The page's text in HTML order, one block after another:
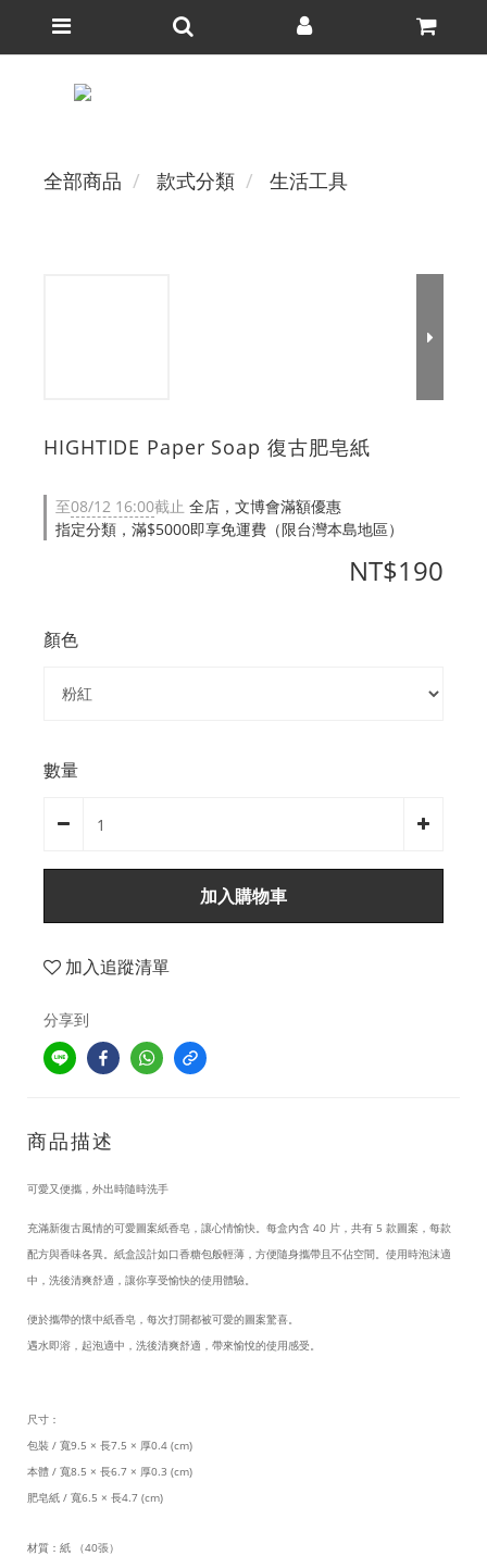
全部商品 款式分類 生活工具
HIGHTIDE Paper Soap 復古肥皂紙
至08/12 16:00截止 全店，文博會滿額優惠
指定分類，滿$5000即享免運費（限台灣本島地區）
NT$190
顏色
數量
加入購物車
加入追蹤清單
分享到
商品描述
可愛又便攜，外出時隨時洗手
充滿新復古風情的可愛圖案紙香皂，讓心情愉快。每盒內含 40 片，共有 5 款圖案，每款
配方與香味各異。紙盒設計如口香糖包般輕薄，方便隨身攜帶且不佔空間。使用時泡沫適
中，洗後清爽舒適，讓你享受愉快的使用體驗。
便於攜帶的懷中紙香皂，每次打開都被可愛的圖案驚喜。
遇水即溶，起泡適中，洗後清爽舒適，帶來愉悅的使用感受。
尺寸：
包裝 / 寬9.5 × 長7.5 × 厚0.4 (cm)
本體 / 寬8.5 × 長6.7 × 厚0.3 (cm)
肥皂紙 / 寬6.5 × 長4.7 (cm)
材質：紙 （40張）